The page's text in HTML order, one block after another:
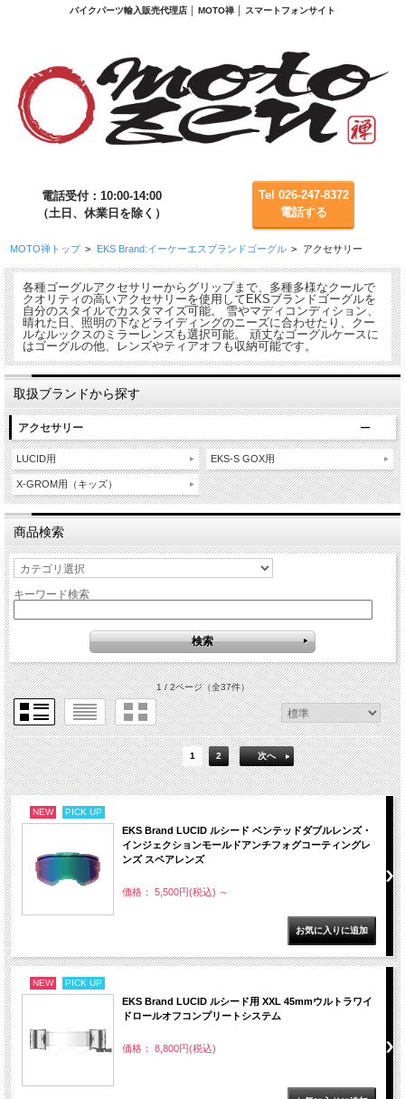
バイクパーツ輸入販売代理店 │ MOTO禅 │ スマートフォンサイト
電話受付：10:00-14:00
（土日、休業日を除く）
Tel 026-247-8372
電話する
MOTO禅トップ > EKS Brand:イーケーエスブランドゴーグル > アクセサリー
各種ゴーグルアクセサリーからグリップまで、多種多様なクールで
クオリティの高いアクセサリーを使用してEKSブランドゴーグルを
自分のスタイルでカスタマイズ可能。 雪やマディコンディション、
晴れた日、照明の下などライディングのニーズに合わせたり、クー
ルなルックスのミラーレンズも選択可能。 頑丈なゴーグルケースに
はゴーグルの他、レンズやティアオフも収納可能です。
取扱ブランドから探す
アクセサリー
LUCID用
X-GROM用（キッズ）
EKS-S GOX用
商品検索
キーワード検索
1 / 2ページ（全37件）
1 2 次へ
NEW PICK UP
EKS Brand LUCID ルシード ベンテッドダブルレンズ・
インジェクションモールドアンチフォグコーティングレ
ンズ スペアレンズ
価格： 5,500円(税込) ～
NEW PICK UP
EKS Brand LUCID ルシード用 XXL 45mmウルトラワイ
ドロールオフコンプリートシステム
価格： 8,800円(税込)